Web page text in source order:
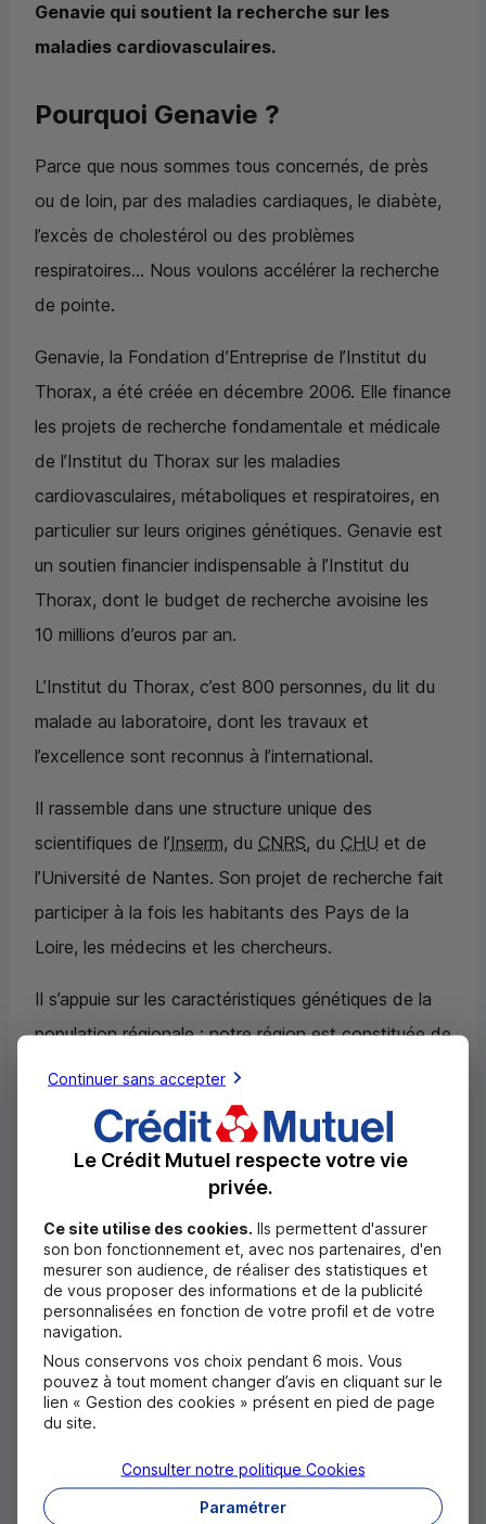
Genavie qui soutient la recherche sur les
maladies cardiovasculaires.
Pourquoi Genavie ?
Parce que nous sommes tous concernés, de près
ou de loin, par des maladies cardiaques, le diabète,
l’excès de cholestérol ou des problèmes
respiratoires... Nous voulons accélérer la recherche
de pointe.
Genavie, la Fondation d’Entreprise de l’Institut du
Thorax, a été créée en décembre 2006. Elle finance
les projets de recherche fondamentale et médicale
de l’Institut du Thorax sur les maladies
cardiovasculaires, métaboliques et respiratoires, en
particulier sur leurs origines génétiques. Genavie est
un soutien financier indispensable à l’Institut du
Thorax, dont le budget de recherche avoisine les
10 millions d’euros par an.
L’Institut du Thorax, c’est 800 personnes, du lit du
malade au laboratoire, dont les travaux et
l’excellence sont reconnus à l’international.
Il rassemble dans une structure unique des
scientifiques de l’Inserm, du CNRS, du CHU et de
l’Université de Nantes. Son projet de recherche fait
participer à la fois les habitants des Pays de la
Loire, les médecins et les chercheurs.
Il s’appuie sur les caractéristiques génétiques de la
population régionale : notre région est constituée de
foyers de populations ayant un patrimoine
génétique typique. Cette particularité est liée à la
faible mobilité géographique des individus de la
région pendant des siècles, ce qui offre aujourd’hui
génétiques à l’origine des maladies chroniques
pourront être détectées en comparant l’ADN
d’individus malades de la région à celui de
5 000 volontaires sains.
L’objectif est de comprendre le rôle des gènes
associés aux maladies chroniques dans l’évolution
de ces maladies et de développer de nouveaux
traitements.
Continuer sans accepter
Le Crédit Mutuel respecte votre vie
privée.
Ce site utilise des cookies. Ils permettent d'assurer
son bon fonctionnement et, avec nos partenaires, d'en
mesurer son audience, de réaliser des statistiques et
de vous proposer des informations et de la publicité
personnalisées en fonction de votre profil et de votre
navigation.
Nous conservons vos choix pendant 6 mois. Vous
pouvez à tout moment changer d’avis en cliquant sur le
lien « Gestion des cookies » présent en pied de page
du site.
Paramétrer
Consulter notre politique Cookies